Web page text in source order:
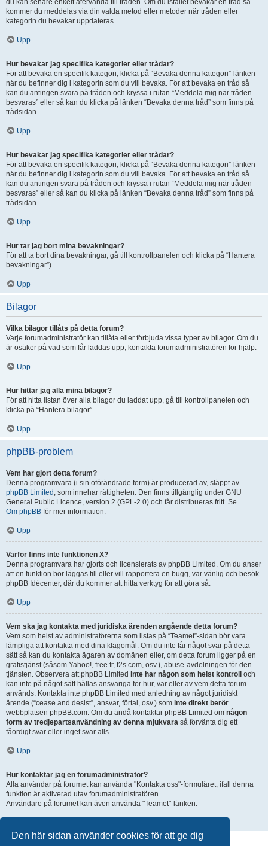
Den här sidan använder cookies för att ge dig
du kan senare enkelt återvända till tråden. Om du istället bevakar en tråd så
kommer du meddelas via din valda metod eller metoder när tråden eller
kategorin du bevakar uppdateras.
Upp
Hur bevakar jag specifika kategorier eller trådar?
För att bevaka en specifik kategori, klicka på “Bevaka denna kategori”-länken
när du befinner dig i kategorin som du vill bevaka. För att bevaka en tråd så
kan du antingen svara på tråden och kryssa i rutan “Meddela mig när tråden
besvaras” eller så kan du klicka på länken “Bevaka denna tråd” som finns på
trådsidan.
Upp
Hur bevakar jag specifika kategorier eller trådar?
För att bevaka en specifik kategori, klicka på “Bevaka denna kategori”-länken
när du befinner dig i kategorin som du vill bevaka. För att bevaka en tråd så
kan du antingen svara på tråden och kryssa i rutan “Meddela mig när tråden
besvaras” eller så kan du klicka på länken “Bevaka denna tråd” som finns på
trådsidan.
Upp
Hur tar jag bort mina bevakningar?
För att ta bort dina bevakningar, gå till kontrollpanelen och klicka på “Hantera
bevakningar”).
Upp
Bilagor
Vilka bilagor tillåts på detta forum?
Varje forumadministratör kan tillåta eller förbjuda vissa typer av bilagor. Om du
är osäker på vad som får laddas upp, kontakta forumadministratören för hjälp.
Upp
Hur hittar jag alla mina bilagor?
För att hitta listan över alla bilagor du laddat upp, gå till kontrollpanelen och
klicka på “Hantera bilagor”.
Upp
phpBB-problem
Vem har gjort detta forum?
Denna programvara (i sin oförändrade form) är producerad av, släppt av
phpBB Limited , som innehar rättigheten. Den finns tillgänglig under GNU
General Public Licence, version 2 (GPL-2.0) och får distribueras fritt. Se
Om phpBB för mer information.
Upp
Varför finns inte funktionen X?
Denna programvara har gjorts och licensierats av phpBB Limited. Om du anser
att en funktion bör läggas till eller vill rapportera en bugg, var vänlig och besök
phpBB Idécenter, där du kommer att hitta verktyg för att göra så.
Upp
Vem ska jag kontakta med juridiska ärenden angående detta forum?
Vem som helst av administratörerna som listas på “Teamet”-sidan bör vara
lämpliga att kontakta med dina klagomål. Om du inte får något svar på detta
sätt så kan du kontakta ägaren av domänen eller, om detta forum ligger på en
gratistjänst (såsom Yahoo!, free.fr, f2s.com, osv.), abuse-avdelningen för den
tjänsten. Observera att phpBB Limited inte har någon som helst kontroll
och
kan inte på något sätt hållas ansvariga för hur, var eller av vem detta forum
används. Kontakta inte phpBB Limited med anledning av något juridiskt
ärende (“cease and desist”, ansvar, förtal, osv.) som inte direkt berör
webbplatsen phpBB.com. Om du ändå kontaktar phpBB Limited om någon
form av tredjepartsanvändning av denna mjukvara så förvänta dig ett
fåordigt svar eller inget svar alls.
Upp
Hur kontaktar jag en forumadministratör?
Alla användar på forumet kan använda "Kontakta oss"-formuläret, ifall denna
funktion är aktiverad utav forumadministratören.
Användare på forumet kan även använda "Teamet"-länken.